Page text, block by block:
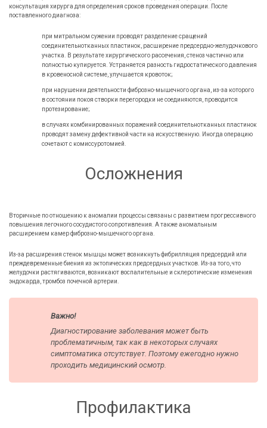
консультация хирурга для определения сроков проведения операции. После
поставленного диагноза:
при митральном сужении проводят разделение сращений
соединительнотканных пластинок, расширение предсердно-желудочкового
участка. В результате хирургического рассечения, стеноз частично или
полностью купируется. Устраняется разность гидростатического давления
в кровеносной системе, улучшается кровоток;
при нарушении деятельности фиброзно-мышечного органа, из-за которого
в состоянии покоя створки перегородки не соединяются, проводится
протезирование;
в случаях комбинированных поражений соединительнотканных пластинок
проводят замену дефективной части на искусственную. Иногда операцию
сочетают с комиссуротомией.
Осложнения
Вторичные по отношению к аномалии процессы связаны с развитием прогрессивного
повышения легочного сосудистого сопротивления. А также аномальным
расширением камер фиброзно-мышечного органа.
Из-за расширения стенок мышцы может возникнуть фибрилляция предсердий или
преждевременные биения из эктопических предсердных участков. Из-за того, что
желудочки растягиваются, возникают воспалительные и склеротические изменения
эндокарда, тромбоз почечной артерии.
Важно!
Диагностирование заболевания может быть
проблематичным, так как в некоторых случаях
симптоматика отсутствует. Поэтому ежегодно нужно
проходить медицинский осмотр.
Профилактика